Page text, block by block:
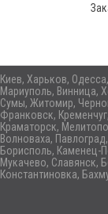
Киев, Харьков,
Мариуполь, Винница,
Сумы, Житомир,
Франковск,
Краматорск,
Волноваха,
Борисполь, Каменец-
Мукачево, Славянск,
Константиновка,